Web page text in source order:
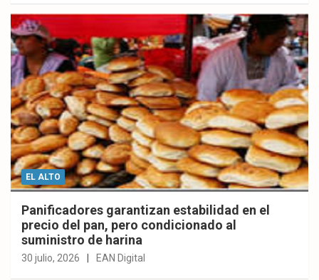
EL ALTO
Panificadores garantizan estabilidad en el
precio del pan, pero condicionado al
suministro de harina
30 julio, 2026 EAN Digital